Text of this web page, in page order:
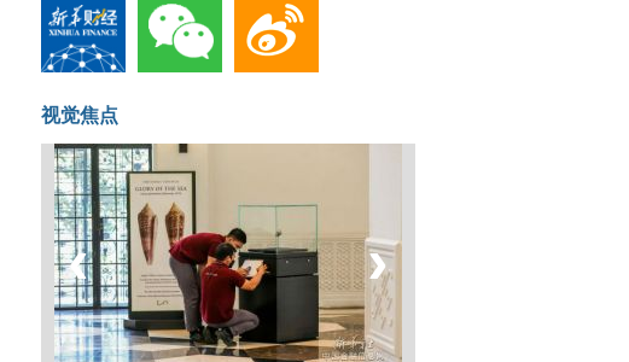
现最弱
人
链解析
08.17—2020.08.21）
视觉焦点
坐上火车看老挝
‹ ›